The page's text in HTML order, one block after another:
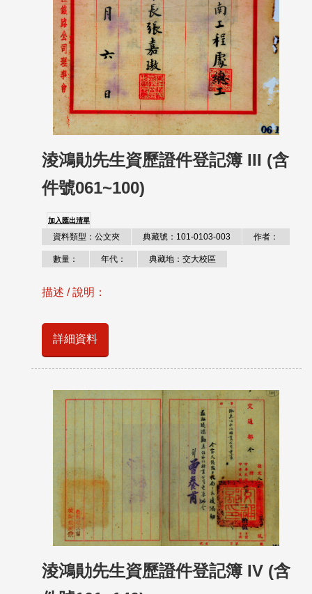
淩鴻勛先生資歷證件登記簿 III (含
件號061~100)
加入匯出清單
資料類型：公文夾 典藏號：101-0103-003 作者：
數量： 年代： 典藏地：交大校區
描述 / 說明：
詳細資料
淩鴻勛先生資歷證件登記簿 IV (含